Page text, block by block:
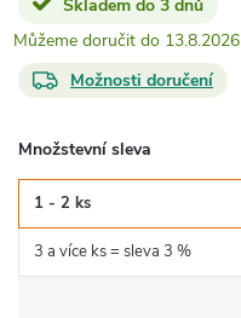
Skladem do 3 dnů
13.8.2026
Možnosti doručení
Množstevní sleva
1 - 2 ks
3 a více ks = sleva 3 %